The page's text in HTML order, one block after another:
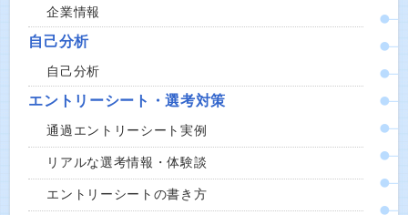
企業情報
自己分析
自己分析
エントリーシート・選考対策
通過エントリーシート実例
リアルな選考情報・体験談
エントリーシートの書き方